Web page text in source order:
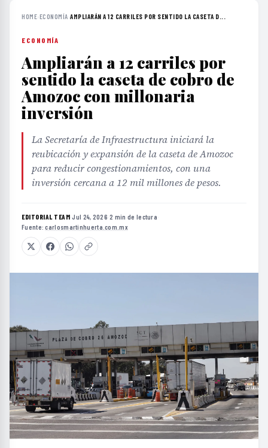
HOME›ECONOMÍA›AMPLIARÁN A 12 CARRILES POR SENTIDO LA CASETA D...
ECONOMÍA
Ampliarán a 12 carriles por
sentido la caseta de cobro de
Amozoc con millonaria
inversión
La Secretaría de Infraestructura iniciará la
reubicación y expansión de la caseta de Amozoc
para reducir congestionamientos, con una
inversión cercana a 12 mil millones de pesos.
EDITORIAL TEAM·Jul 24, 2026·2 min de lectura·
Fuente:carlosmartinhuerta.com.mx